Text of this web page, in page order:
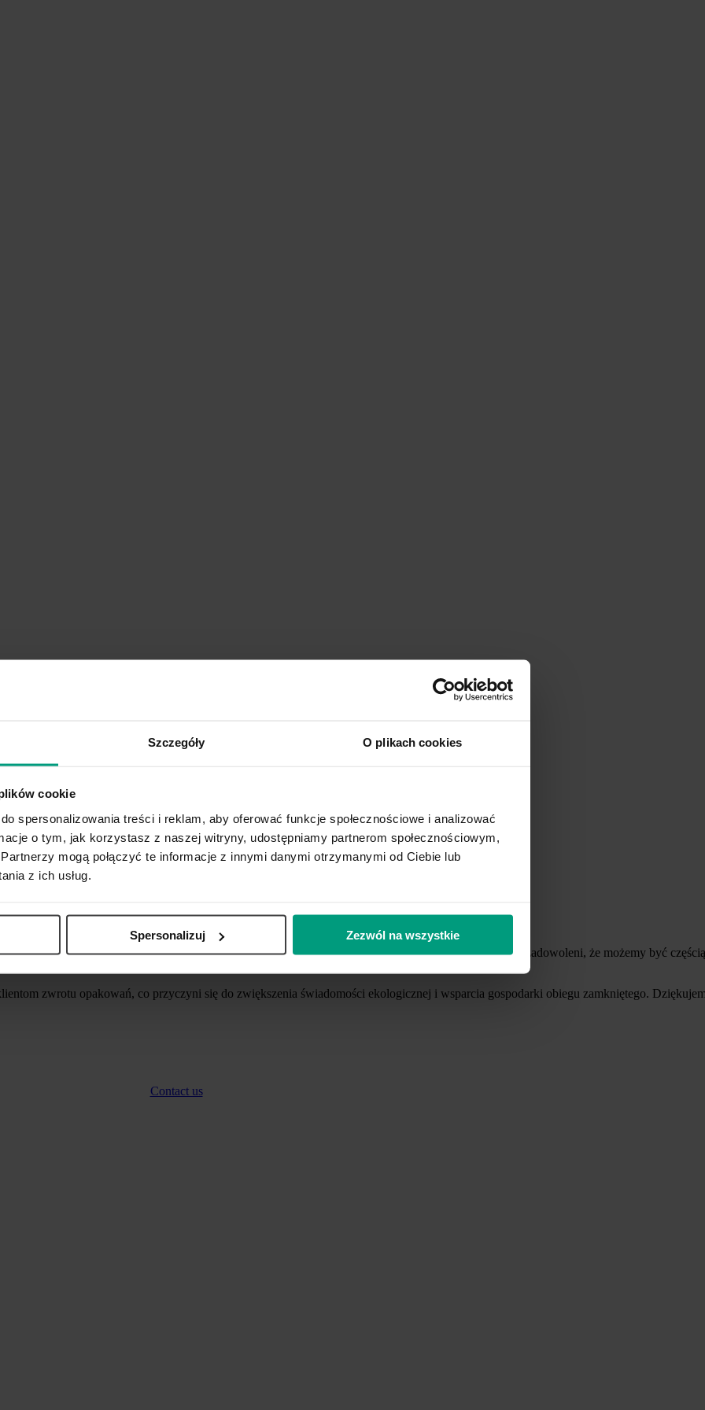
Szczegóły O plikach cookies
cookie
spersonalizowania treści i reklam, aby oferować funkcje społecznościowe i analizować
o tym, jak korzystasz z naszej witryny, udostępniamy partnerom społecznościowym,
mogą połączyć te informacje z innymi danymi otrzymanymi od Ciebie lub
z ich usług.
Spersonalizuj Zezwól na wszystkie
głównych dostawców rozwiązań RVM (Reverse Vending Machines) dla sklepów sieci
co sprawia, że jest to jeden z największych graczy na polskim rynku detalicznym. Jesteśmy niezwykle zadowoleni, że możemy być
zwrotu opakowań, co przyczyni się do zwiększenia świadomości ekologicznej i wsparcia gospodarki obiegu zamkniętego.
Contact us